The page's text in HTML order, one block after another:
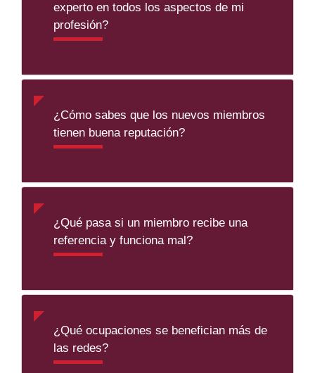
experto en todos los aspectos de mi
profesión?
¿Cómo sabes que los nuevos miembros
tienen buena reputación?
¿Qué pasa si un miembro recibe una
referencia y funciona mal?
¿Qué ocupaciones se benefician más de
las redes?